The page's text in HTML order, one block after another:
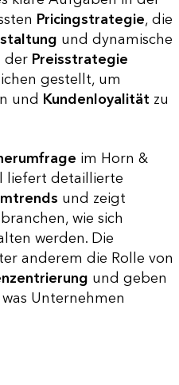
Pricingstrategie, die
und dynamische
der Preisstrategie
gestellt, um
und Kundenloyalität zu
im Horn &
liefert detaillierte
und zeigt
wie sich
werden. Die
anderem die Rolle von
und geben
Unternehmen